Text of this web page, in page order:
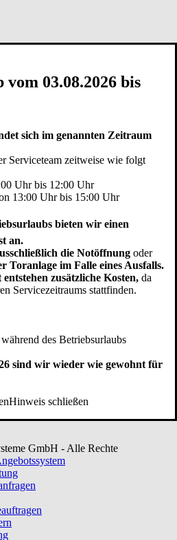
03.08.2026 bis
sich im genannten Zeitraum
Serviceteam zeitweise wie folgt
Uhr bis 12:00 Uhr
13:00 Uhr bis 15:00 Uhr
bieten wir einen
an.
die Notöffnung oder
Toranlage im Falle eines Ausfalls.
zusätzliche Kosten, da
Servicezeitraums stattfinden.
des Betriebsurlaubs
sind wir wieder wie gewohnt für
Hinweis schließen
4.0 Sternen bei 110 Rezensionen
GmbH - Alle Rechte